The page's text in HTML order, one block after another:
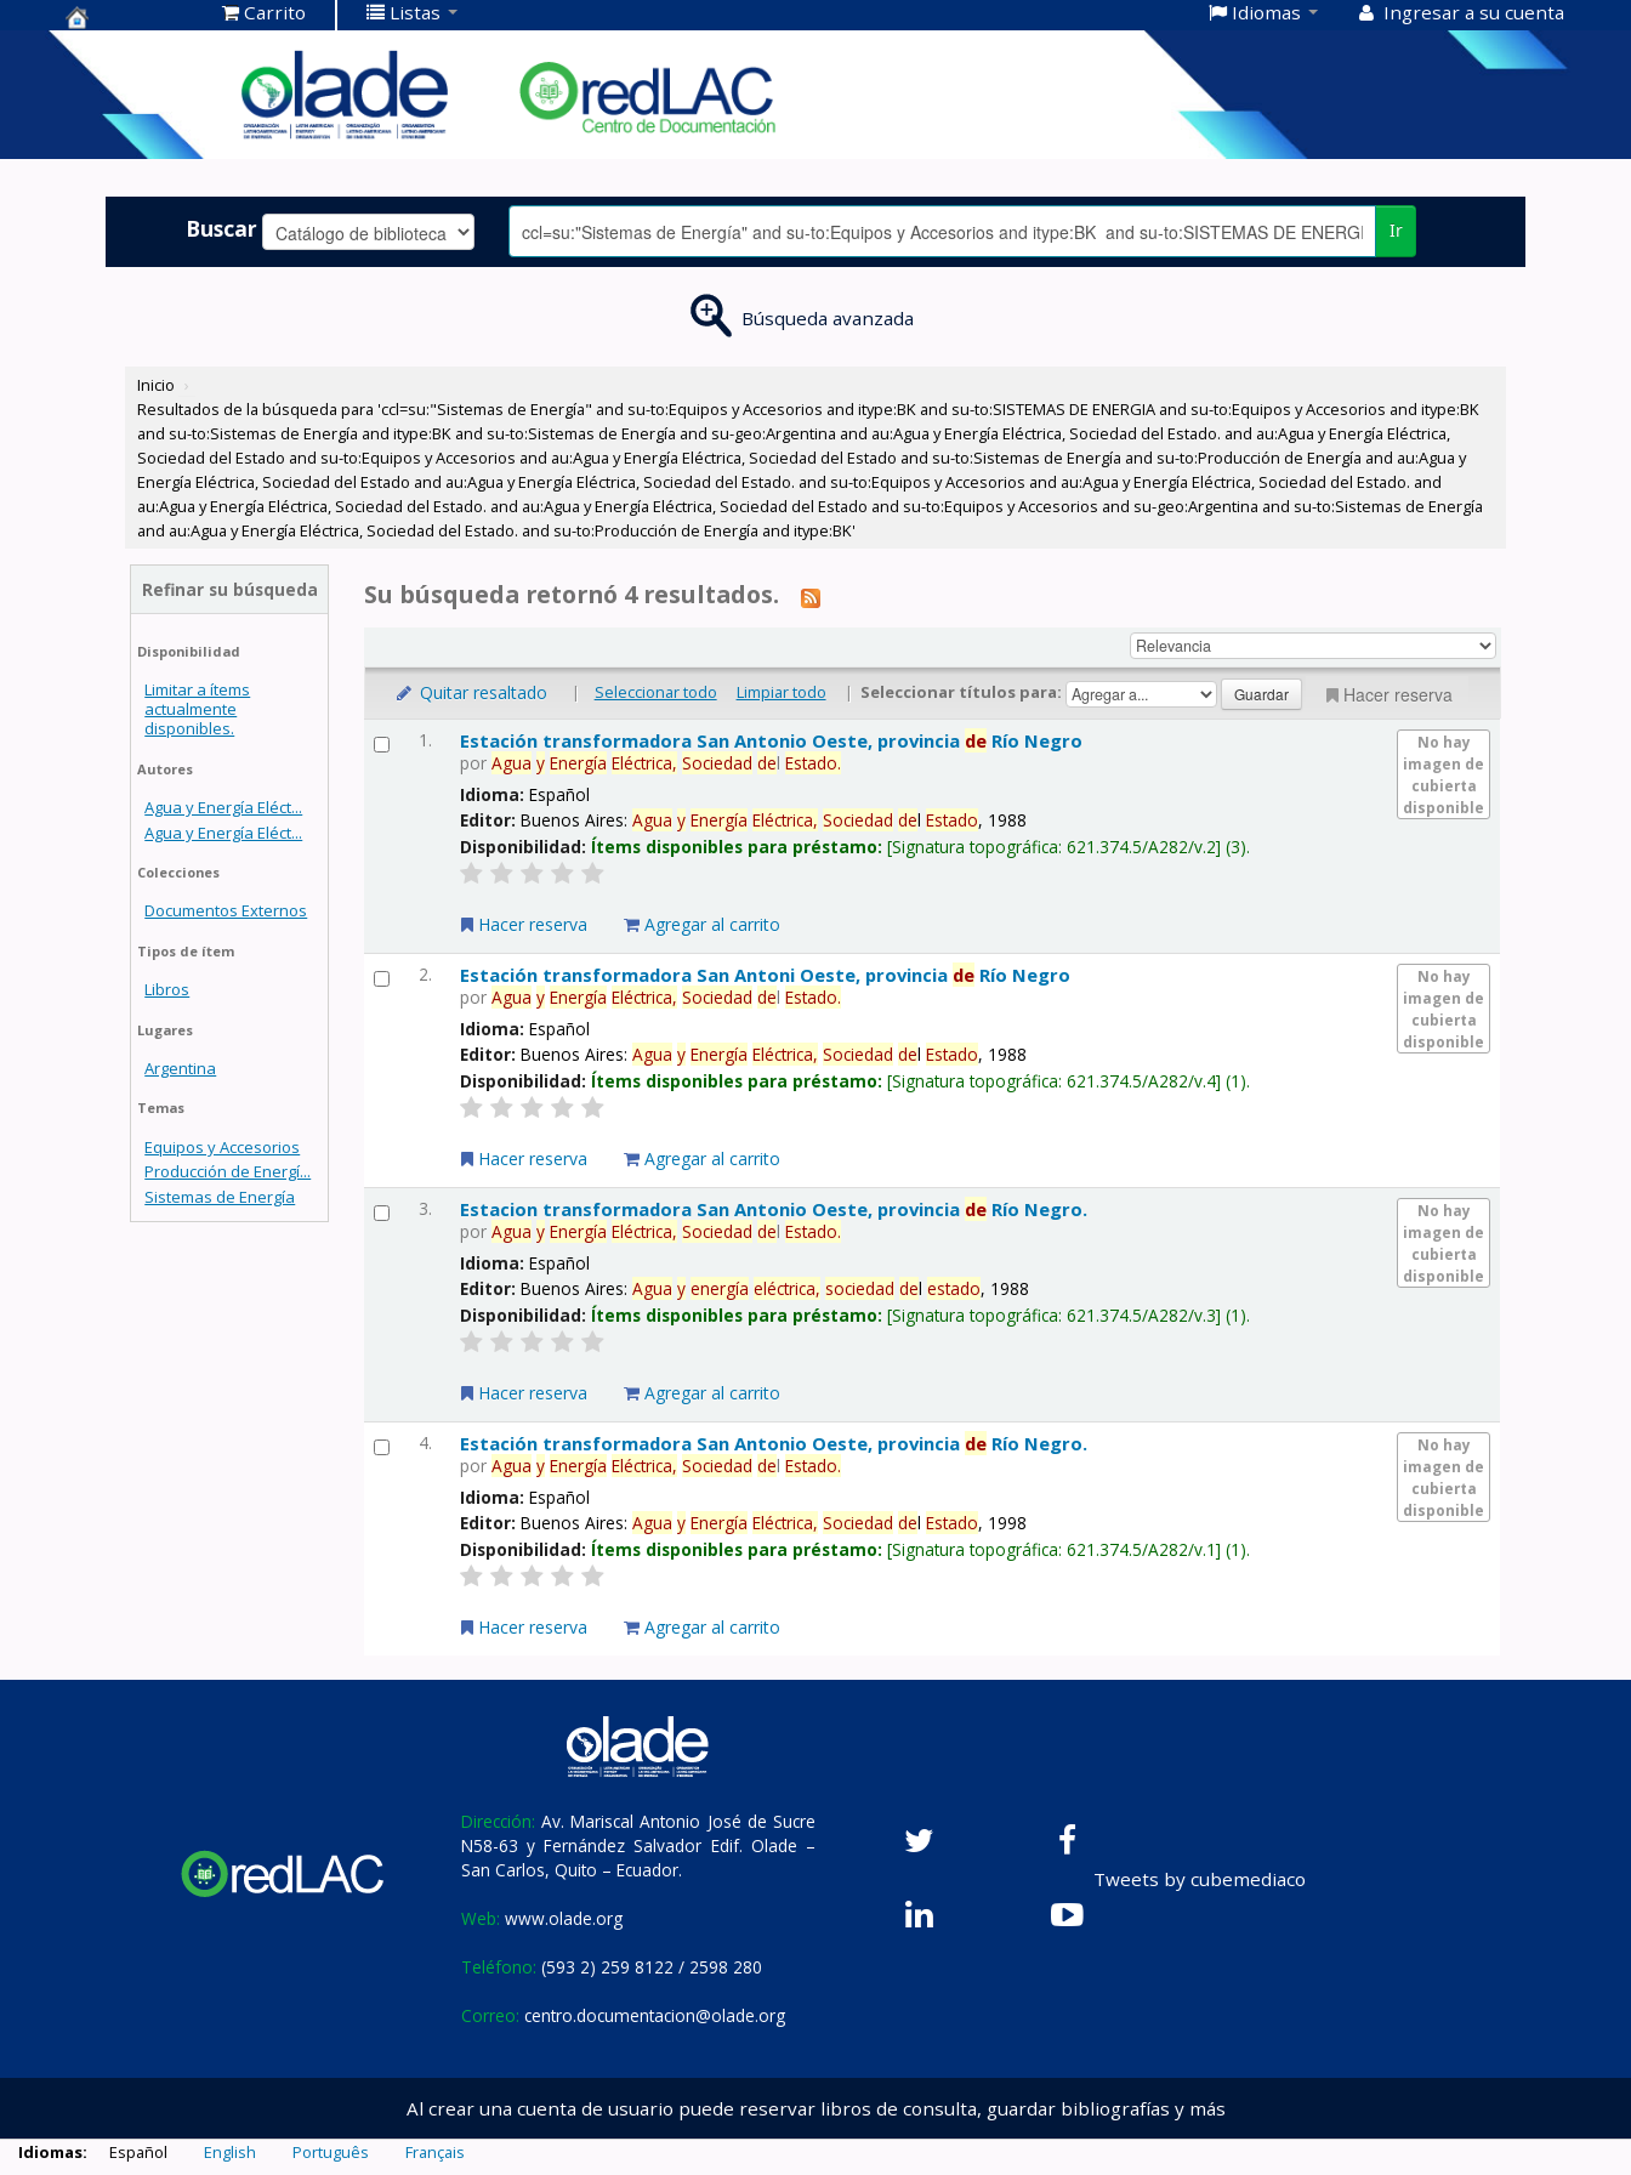
Centro de
Documentación
OLADE -
Carrito Listas Idiomas Ingresar a su cuenta
Buscar Ir
Búsqueda avanzada
Inicio ›
Resultados de la búsqueda para 'ccl=su:"Sistemas de Energía" and su-to:Equipos y Accesorios and itype:BK and su-to:SISTEMAS DE ENERGIA and su-to:Equipos y Accesorios and itype:BK
and su-to:Sistemas de Energía and itype:BK and su-to:Sistemas de Energía and su-geo:Argentina and au:Agua y Energía Eléctrica, Sociedad del Estado. and au:Agua y Energía Eléctrica,
Sociedad del Estado and su-to:Equipos y Accesorios and au:Agua y Energía Eléctrica, Sociedad del Estado and su-to:Sistemas de Energía and su-to:Producción de Energía and au:Agua y
Energía Eléctrica, Sociedad del Estado and au:Agua y Energía Eléctrica, Sociedad del Estado. and su-to:Equipos y Accesorios and au:Agua y Energía Eléctrica, Sociedad del Estado. and
au:Agua y Energía Eléctrica, Sociedad del Estado. and au:Agua y Energía Eléctrica, Sociedad del Estado and su-to:Equipos y Accesorios and su-geo:Argentina and su-to:Sistemas de Energía
and au:Agua y Energía Eléctrica, Sociedad del Estado. and su-to:Producción de Energía and itype:BK'
Refinar su búsqueda
Disponibilidad
Limitar a ítems
actualmente
disponibles.
Autores
Agua y Energía Eléct...
Agua y Energía Eléct...
Colecciones
Documentos Externos
Tipos de ítem
Libros
Lugares
Argentina
Temas
Equipos y Accesorios
Producción de Energí...
Sistemas de Energía
Su búsqueda retornó 4 resultados.
Quitar resaltado | Seleccionar todo Limpiar todo | Seleccionar títulos para: Hacer reserva
1.
No hay
imagen de
cubierta
disponible
Estación transformadora San Antonio Oeste, provincia de Río Negro
porAgua y Energía Eléctrica, Sociedad delEstado.
Idioma:Español
Editor:Buenos Aires:Agua y Energía Eléctrica, Sociedad delEstado, 1988
Disponibilidad: Ítems disponibles para préstamo: Signatura topográfica:621.374.5/A282/v.2 (3).
Hacer reserva Agregar al carrito
2.
No hay
imagen de
cubierta
disponible
Estación transformadora San Antoni Oeste, provincia de Río Negro
porAgua y Energía Eléctrica, Sociedad delEstado.
Idioma:Español
Editor:Buenos Aires:Agua y Energía Eléctrica, Sociedad delEstado, 1988
Disponibilidad: Ítems disponibles para préstamo: Signatura topográfica:621.374.5/A282/v.4 (1).
Hacer reserva Agregar al carrito
3.
No hay
imagen de
cubierta
disponible
Estacion transformadora San Antonio Oeste, provincia de Río Negro.
porAgua y Energía Eléctrica, Sociedad delEstado.
Idioma:Español
Editor:Buenos Aires:Agua y energía eléctrica, sociedad delestado, 1988
Disponibilidad: Ítems disponibles para préstamo: Signatura topográfica:621.374.5/A282/v.3 (1).
Hacer reserva Agregar al carrito
4.
No hay
imagen de
cubierta
disponible
Estación transformadora San Antonio Oeste, provincia de Río Negro.
porAgua y Energía Eléctrica, Sociedad delEstado.
Idioma:Español
Editor:Buenos Aires:Agua y Energía Eléctrica, Sociedad delEstado, 1998
Disponibilidad: Ítems disponibles para préstamo: Signatura topográfica:621.374.5/A282/v.1 (1).
Hacer reserva Agregar al carrito
Dirección: Av. Mariscal Antonio José de Sucre
N58-63 y Fernández Salvador Edif. Olade –
San Carlos, Quito – Ecuador.
Web: www.olade.org
Teléfono: (593 2) 259 8122 / 2598 280
Correo: centro.documentacion@olade.org
Tweets by cubemediaco
Al crear una cuenta de usuario puede reservar libros de consulta, guardar bibliografías y más
Idiomas: Español English Português Français